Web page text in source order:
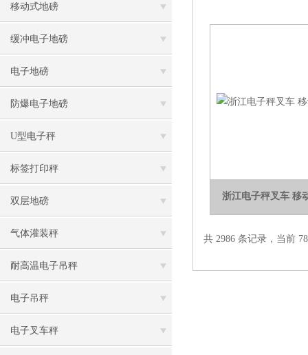
移动式地磅
缓冲电子地磅
电子地磅
防爆电子地磅
U型电子秤
标签打印秤
双层地磅
气体灌装秤
耐高温电子吊秤
电子吊秤
电子叉车秤
浙江电子秤叉车 移
共 2986 条记录，当前